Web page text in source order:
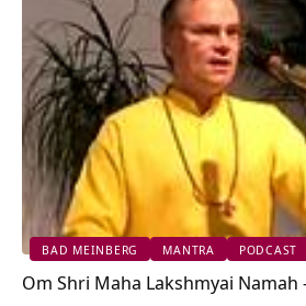
BAD MEINBERG MANTRA PODCAST
Om Shri Maha Lakshmyai Namah